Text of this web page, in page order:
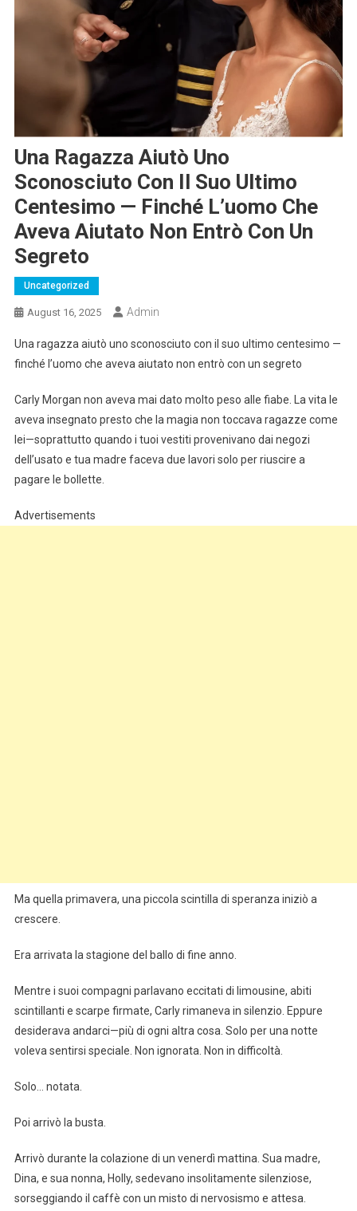
Una Ragazza Aiutò Uno
Sconosciuto Con Il Suo Ultimo
Centesimo — Finché L’uomo Che
Aveva Aiutato Non Entrò Con Un
Segreto
Uncategorized
August 16, 2025 Admin
Una ragazza aiutò uno sconosciuto con il suo ultimo centesimo —
finché l’uomo che aveva aiutato non entrò con un segreto
Carly Morgan non aveva mai dato molto peso alle fiabe. La vita le
aveva insegnato presto che la magia non toccava ragazze come
lei—soprattutto quando i tuoi vestiti provenivano dai negozi
dell’usato e tua madre faceva due lavori solo per riuscire a
pagare le bollette.
Advertisements
Ma quella primavera, una piccola scintilla di speranza iniziò a
crescere.
Era arrivata la stagione del ballo di fine anno.
Mentre i suoi compagni parlavano eccitati di limousine, abiti
scintillanti e scarpe firmate, Carly rimaneva in silenzio. Eppure
desiderava andarci—più di ogni altra cosa. Solo per una notte
voleva sentirsi speciale. Non ignorata. Non in difficoltà.
Solo… notata.
Poi arrivò la busta.
Arrivò durante la colazione di un venerdì mattina. Sua madre,
Dina, e sua nonna, Holly, sedevano insolitamente silenziose,
sorseggiando il caffè con un misto di nervosismo e attesa.